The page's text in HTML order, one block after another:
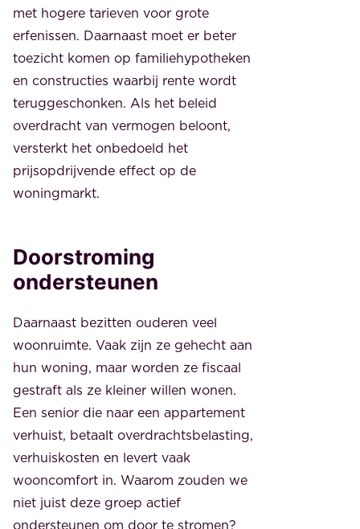
met hogere tarieven voor grote
erfenissen. Daarnaast moet er beter
toezicht komen op familiehypotheken
en constructies waarbij rente wordt
teruggeschonken. Als het beleid
overdracht van vermogen beloont,
versterkt het onbedoeld het
prijsopdrijvende effect op de
woningmarkt.
Doorstroming
ondersteunen
Daarnaast bezitten ouderen veel
woonruimte. Vaak zijn ze gehecht aan
hun woning, maar worden ze fiscaal
gestraft als ze kleiner willen wonen.
Een senior die naar een appartement
verhuist, betaalt overdrachtsbelasting,
verhuiskosten en levert vaak
wooncomfort in. Waarom zouden we
niet juist deze groep actief
ondersteunen om door te stromen?